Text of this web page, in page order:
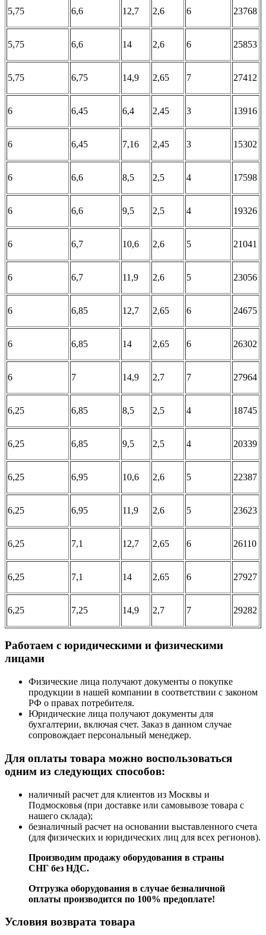
5,75 6,6 12,7 2,6 6 23768
5,75 6,6 14 2,6 6 25853
5,75 6,75 14,9 2,65 7 27412
6 6,45 6,4 2,45 3 13916
6 6,45 7,16 2,45 3 15302
6 6,6 8,5 2,5 4 17598
6 6,6 9,5 2,5 4 19326
6 6,7 10,6 2,6 5 21041
6 6,7 11,9 2,6 5 23056
6 6,85 12,7 2,65 6 24675
6 6,85 14 2,65 6 26302
6 7 14,9 2,7 7 27964
6,25 6,85 8,5 2,5 4 18745
6,25 6,85 9,5 2,5 4 20339
6,25 6,95 10,6 2,6 5 22387
6,25 6,95 11,9 2,6 5 23623
6,25 7,1 12,7 2,65 6 26110
6,25 7,1 14 2,65 6 27927
6,25 7,25 14,9 2,7 7 29282
Работаем с юридическими и физическими
лицами
Физические лица получают документы о покупке
продукции в нашей компании в соответствии с законом
РФ о правах потребителя.
Юридические лица получают документы для
бухгалтерии, включая счет. Заказ в данном случае
сопровождает персональный менеджер.
Для оплаты товара можно воспользоваться
одним из следующих способов:
наличный расчет для клиентов из Москвы и
Подмосковья (при доставке или самовывозе товара с
нашего склада);
безналичный расчет на основании выставленного счета
(для физических и юридических лиц для всех регионов).
Производим продажу оборудования в страны
СНГ без НДС.
Отгрузка оборудования в случае безналичной
оплаты производится по 100% предоплате!
Условия возврата товара